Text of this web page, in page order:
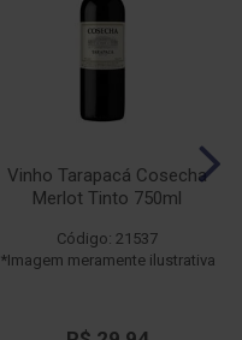
Vinho Tarapacá Cosecha
Merlot Tinto 750ml
Código: 21537
*Imagem meramente ilustrativa